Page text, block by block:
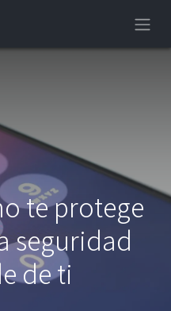
te protege
seguridad
de ti